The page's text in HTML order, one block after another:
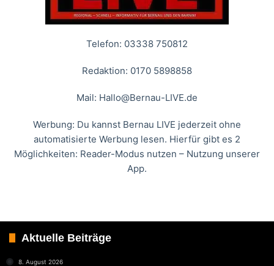
Telefon: 03338 750812
Redaktion: 0170 5898858
Mail: Hallo@Bernau-LIVE.de
Werbung: Du kannst Bernau LIVE jederzeit ohne
automatisierte Werbung lesen. Hierfür gibt es 2
Möglichkeiten: Reader-Modus nutzen – Nutzung unserer
App.
Aktuelle Beiträge
8. August 2026